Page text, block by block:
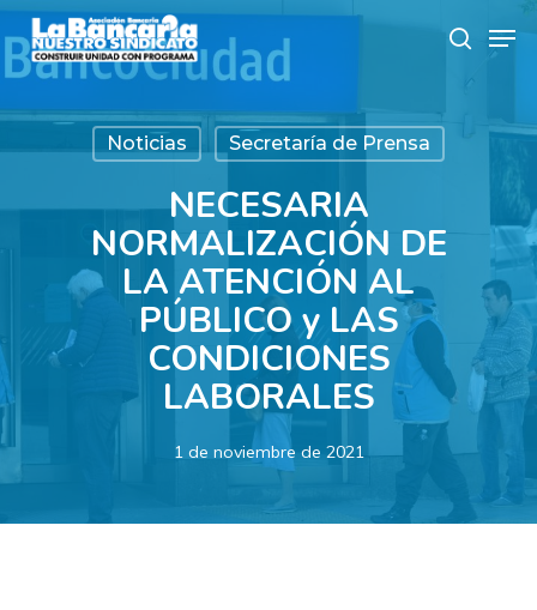
Skip
to
main
content
search
Noticias Secretaría de Prensa
NECESARIA
NORMALIZACIÓN DE
LA ATENCIÓN AL
PÚBLICO y LAS
CONDICIONES
LABORALES
1 de noviembre de 2021